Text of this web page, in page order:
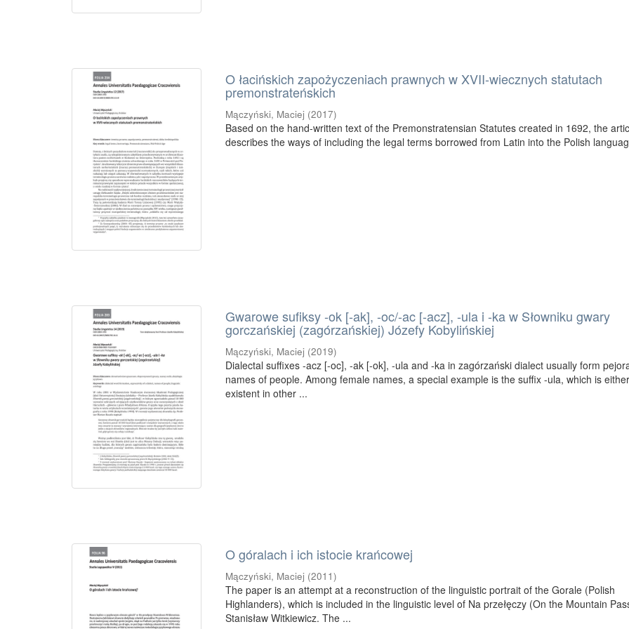
O łacińskich zapożyczeniach prawnych w XVII-wiecznych statutach
premonstrateńskich
Mączyński, Maciej (2017)
Based on the hand-written text of the Premonstratensian Statutes created in 1692, the
describes the ways of including the legal terms borrowed from Latin into the Polish
Gwarowe sufiksy -ok [-ak], -oc/-ac [-acz], -ula i -ka w Słowniku gwary
gorczańskiej (zagórzańskiej) Józefy Kobylińskiej
Mączyński, Maciej (2019)
Dialectal suffixes -acz [-oc], -ak [-ok], -ula and -ka in zagórzański dialect usually form
names of people. Among female names, a special example is the suffix -ula, which is
existent in other ...
O góralach i ich istocie krańcowej
Mączyński, Maciej (2011)
The paper is an attempt at a reconstruction of the linguistic portrait of the Gorale (Polish
Highlanders), which is included in the linguistic level of Na przełęczy (On the Mountain
Stanisław Witkiewicz. The ...